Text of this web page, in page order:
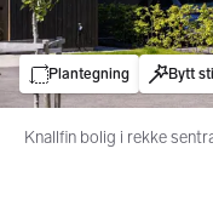
Plantegning Bytt
Knallfin bolig i rekke